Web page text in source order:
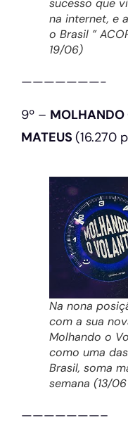
sucesso que
na internet, e
o Brasil ”
19/06)
———————-
9º – MOLHANDO
MATEUS (16.270
Na nona
com a sua
Molhando o
como uma
Brasil, soma
semana (13/
———————–